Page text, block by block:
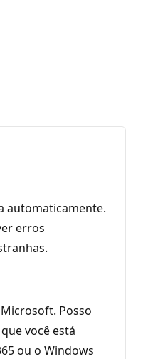
automaticamente.
erros
Posso
você está
ou o Windows